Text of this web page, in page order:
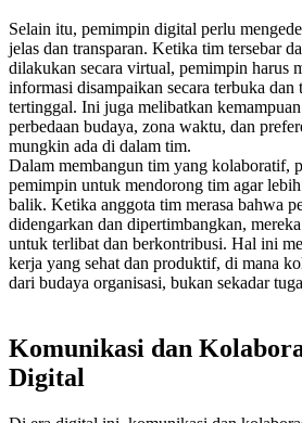
Selain itu, pemimpin digital perlu
jelas dan transparan. Ketika tim tersebar
dilakukan secara virtual, pemimpin harus
informasi disampaikan secara terbuka dan
tertinggal. Ini juga melibatkan
perbedaan budaya, zona waktu, dan
mungkin ada di dalam tim.
Dalam membangun tim yang kolaboratif,
pemimpin untuk mendorong tim agar
balik. Ketika anggota tim merasa bahwa
didengarkan dan dipertimbangkan,
untuk terlibat dan berkontribusi. Hal ini
kerja yang sehat dan produktif, di mana
dari budaya organisasi, bukan sekadar
Komunikasi dan
Digital